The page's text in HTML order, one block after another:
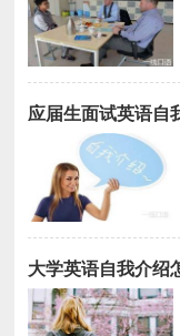
应届生面试英语自
大学英语自我介绍